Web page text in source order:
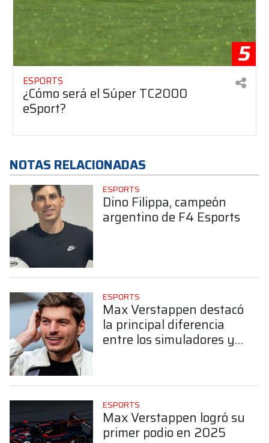
5
ESPORTS
¿Cómo será el Súper TC2000
eSport?
NOTAS RELACIONADAS
ESPORTS
Dino Filippa, campeón
argentino de F4 Esports
ESPORTS
Max Verstappen destacó
la principal diferencia
entre los simuladores y
ESPORTS
Max Verstappen logró su
primer podio en 2025